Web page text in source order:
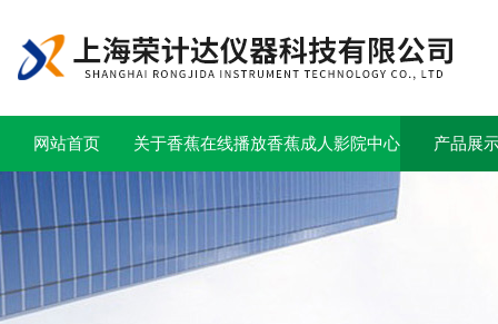
网站首页 关于香蕉在线播放香蕉成人影院中心 产品展